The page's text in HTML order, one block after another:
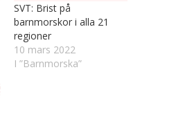
SVT: Brist på
barnmorskor i alla 21
regioner
10 mars 2022
I ”Barnmorska”